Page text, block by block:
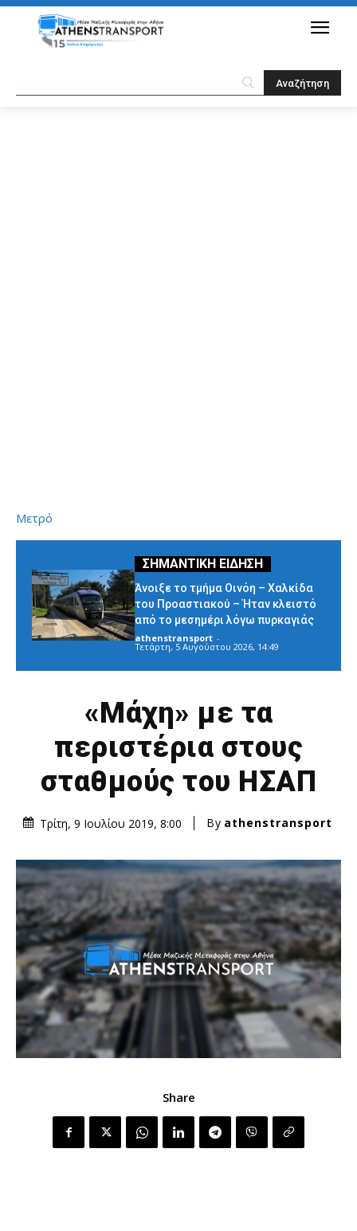
Μετρό
Άνοιξε το τμήμα Οινόη – Χαλκίδα
του Προαστιακού – Ήταν κλειστό
από το μεσημέρι λόγω πυρκαγιάς
athenstransport -
Τετάρτη, 5 Αυγούστου 2026, 14:49
«Μάχη» με τα
περιστέρια στους
σταθμούς του ΗΣΑΠ
Τρίτη, 9 Ιουλίου 2019, 8:00 By athenstransport
Share